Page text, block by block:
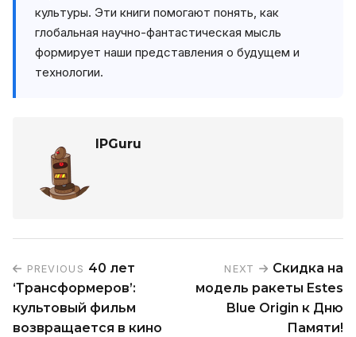
культуры. Эти книги помогают понять, как
глобальная научно-фантастическая мысль
формирует наши представления о будущем и
технологии.
IPGuru
PREVIOUS 40 лет
‘Трансформеров’:
культовый фильм
возвращается в кино
NEXT
Скидка на
модель ракеты Estes
Blue Origin к Дню
Памяти!